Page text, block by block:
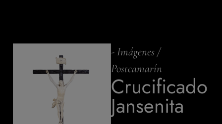
- Imágenes/
Postcamarín
Crucificado
Jansenita